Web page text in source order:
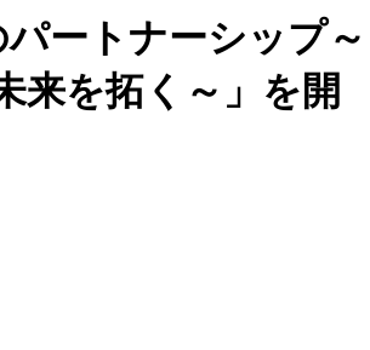
ートナーシップ～
来を拓く～」を開